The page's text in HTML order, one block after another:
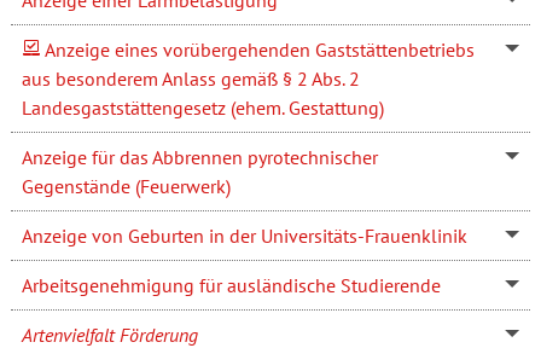
Anzeige eines vorübergehenden Gaststättenbetriebs
aus besonderem Anlass gemäß § 2 Abs. 2
Landesgaststättengesetz (ehem. Gestattung)
Anzeige für das Abbrennen pyrotechnischer
Gegenstände (Feuerwerk)
Anzeige von Geburten in der Universitäts-Frauenklinik
Arbeitsgenehmigung für ausländische Studierende
Artenvielfalt Förderung